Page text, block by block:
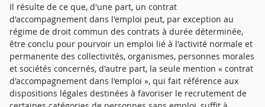
Il résulte de ce que, d'une part, un contrat
d'accompagnement dans l'emploi peut, par exception au
régime de droit commun des contrats à durée déterminée,
être conclu pour pourvoir un emploi lié à l'activité normale et
permanente des collectivités, organismes, personnes morales
et sociétés concernés, d'autre part, la seule mention « contrat
d'accompagnement dans l'emploi », qui fait référence aux
dispositions légales destinées à favoriser le recrutement de